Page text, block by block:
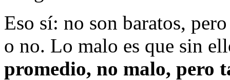
Eso sí: no son baratos,
o no. Lo malo es que sin
promedio, no malo, pero